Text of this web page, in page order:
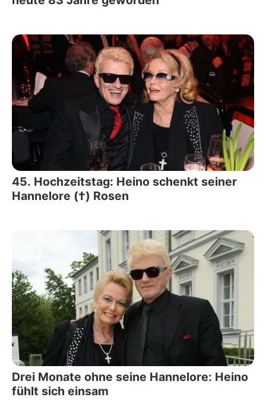
45. Hochzeitstag: Heino schenkt seiner
Hannelore (†) Rosen
Drei Monate ohne seine Hannelore: Heino
fühlt sich einsam